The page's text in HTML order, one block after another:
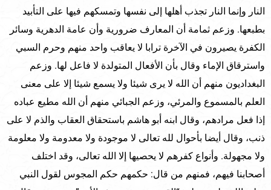
النار وإنما النار تجذب أهلها إلى نفسها وتمسكهم فيها على التأبيد
بطبعها. وزعم ثمامة أن المعارف ضرورية وأن عامة الدهرية وسائر
الكفرة يصيرون في الآخرة ترابا لا يعاقب واحد منهم وحرم السبي
واسترقاق الإماء وقال بأن الأفعال المتولدة لا فاعل لها. وزعم
البغداديون منهم أن الله لا يرى شيئا ولا يسمع شيئا إلا على معنى
العلم بالمسموع والمرئي، وزعم الجبائي منهم أن الله مطيع عباده
إذا فعل مرادهم، وقال ابنه أبو هاشم باستحقاق العقاب والذم لا على
ذنب، وقال أيضا بأحوال لله تعالى لا موجودة ولا معدومة ولا معلومة
ولا مجهولة. وأنواع كفرهم لا يحصيها إلا الله تعالى، وقد اختلف
أصحابنا فيهم، فمنهم من قال: حكمهم حكم المجوس لقول النبي